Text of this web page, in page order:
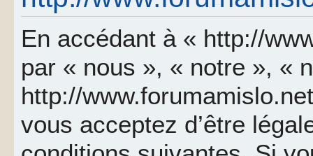
En accédant à « http://
par « nous », « notre », «
http://
vous acceptez d’être